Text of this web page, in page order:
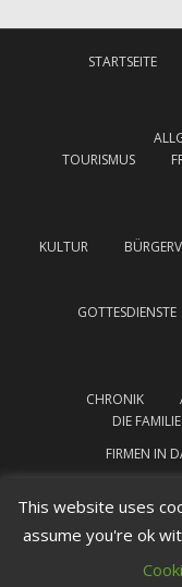
STARTSEITE
TOURISMUS
KULTUR
GOTTESDIENSTE
CHRONIK
DIE
FIRMEN IN
This website uses
assume you're ok